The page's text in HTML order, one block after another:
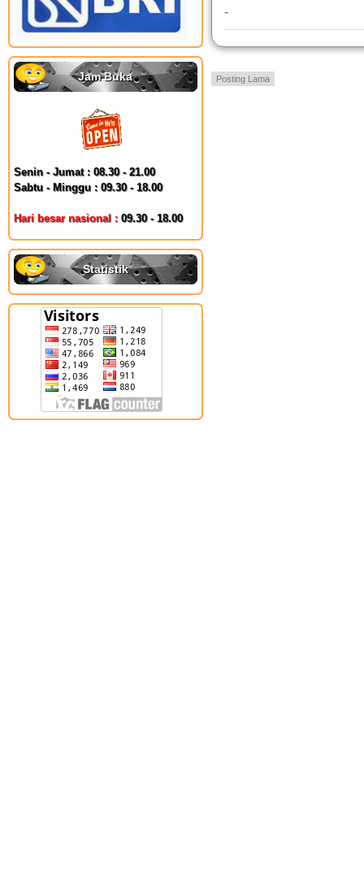
Jam Buka
Senin - Jumat : 08.30 - 21.00
Sabtu - Minggu : 09.30 - 18.00
Hari besar nasional : 09.30 - 18.00
Statistik
-
Posting Lama